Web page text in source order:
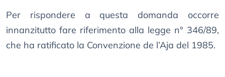
Per rispondere a questa domanda occorre
innanzitutto fare riferimento alla legge n° 346/89,
che ha ratificato la Convenzione de l’Aja del 1985.